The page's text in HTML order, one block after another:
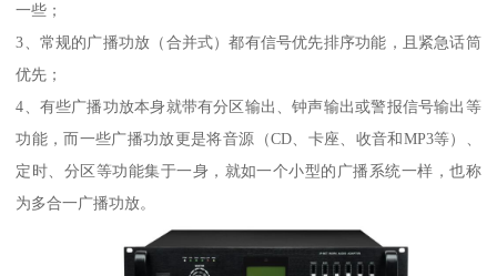
一些；
3、常规的广播功放（合并式）都有信号优先排序功能，且紧急话筒
优先；
4、有些广播功放本身就带有分区输出、钟声输出或警报信号输出等
功能，而一些广播功放更是将音源（CD、卡座、收音和MP3等）、
定时、分区等功能集于一身，就如一个小型的广播系统一样，也称
为多合一广播功放。